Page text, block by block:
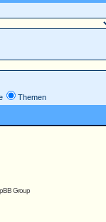
Themen
Group